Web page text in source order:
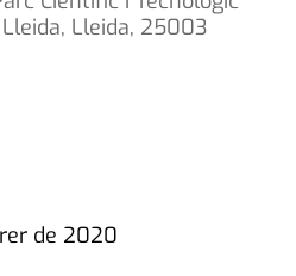
Lleida, 25003
de 2020